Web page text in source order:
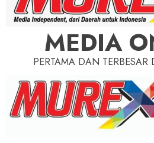
MEDIA
PERTAMA DAN TERBESAR